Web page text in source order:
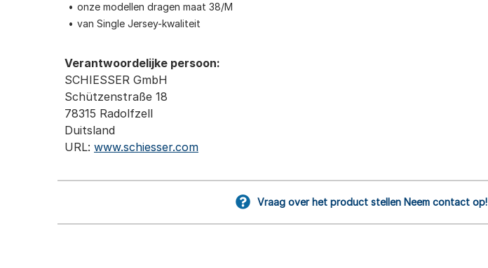
onze modellen dragen maat 38/M
van Single Jersey-kwaliteit
Verantwoordelijke persoon:
SCHIESSER GmbH
Schützenstraße 18
78315 Radolfzell
Duitsland
URL: www.schiesser.com
Vraag over het product stellen Neem contact op!